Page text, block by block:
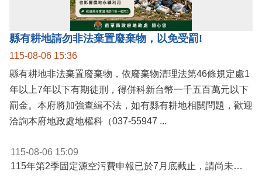
縣有耕地請勿非法棄置廢棄物，以免受罰!
115-08-06 15:36
縣有耕地非法棄置廢棄物，依廢棄物清理法第46條規定處1
年以上7年以下有期徒刑，得併科新台幣一千五百萬元以下
罰金。本府將加強查緝不法，如有縣有耕地相關問題，歡迎
115-08-06 15:09